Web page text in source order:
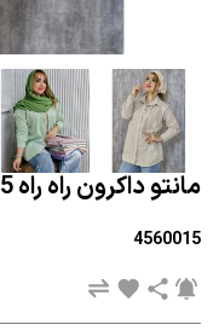
مانتو داکرون راه راه 4560015
4560015